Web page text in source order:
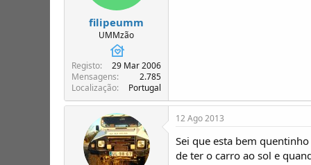
www.ArnaldoGomes.com
filipeumm
UMMzão
Registo
29 Mar 2006
Mensagens
2.785
Localização
Portugal
12 Ago 2013
Sei que esta bem
de ter o carro ao sol e